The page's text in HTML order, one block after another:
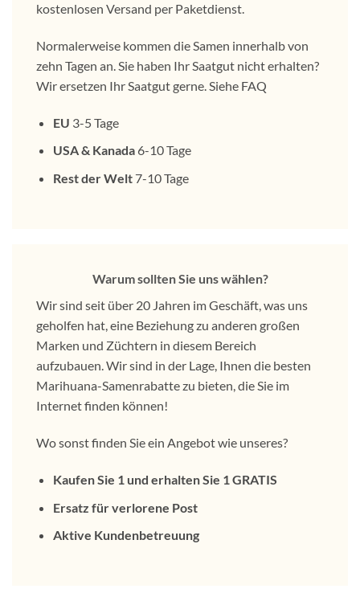
kostenlosen Versand per Paketdienst.
Normalerweise kommen die Samen innerhalb von
zehn Tagen an. Sie haben Ihr Saatgut nicht erhalten?
Wir ersetzen Ihr Saatgut gerne. Siehe FAQ
EU 3-5 Tage
USA & Kanada6-10 Tage
Rest der Welt7-10 Tage
Warum sollten Sie uns wählen?
Wir sind seit über 20 Jahren im Geschäft, was uns
geholfen hat, eine Beziehung zu anderen großen
Marken und Züchtern in diesem Bereich
aufzubauen. Wir sind in der Lage, Ihnen die besten
Marihuana-Samenrabatte zu bieten, die Sie im
Internet finden können!
Wo sonst finden Sie ein Angebot wie unseres?
Kaufen Sie 1 und erhalten Sie 1 GRATIS
Ersatz für verlorene Post
Aktive Kundenbetreuung